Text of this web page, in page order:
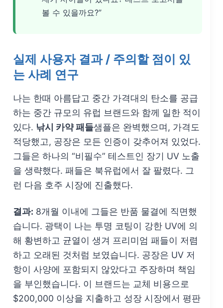
볼 수 있을까요?”
실제 사용자 결과 / 주의할 점이 있
는 사례 연구
나는 한때 아름답고 중간 가격대의 탄소를 공급
하는 중간 규모의 유럽 브랜드와 함께 일한 적이
있다. 낚시 카약 패들샘플은 완벽했으며, 가격도
적당했고, 공장은 모든 인증이 갖추어져 있었다.
그들은 하나의 “비필수” 테스트인 장기 UV 노출
을 생략했다. 패들은 북유럽에서 잘 팔렸다. 그
런 다음 호주 시장에 진출했다.
결과: 8개월 이내에 그들은 반품 물결에 직면했
습니다. 광택이 나는 투명 코팅이 강한 UV에 의
해 황변하고 균열이 생겨 프리미엄 패들이 저렴
하고 오래된 것처럼 보였습니다. 공장은 UV 저
항이 사양에 포함되지 않았다고 주장하며 책임
을 부인했습니다. 이 브랜드는 교체 비용으로
$200,000 이상을 지출하고 성장 시장에서 평판